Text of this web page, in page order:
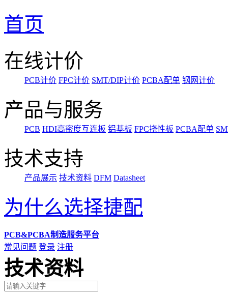
首页
在线计价
PCB计价 FPC计价 SMT/DIP计价 PCBA配单 钢网计价
产品与服务
PCB HDI高密度互连板 铝基板 FPC挠性板 PCBA配单
技术支持
产品展示 技术资料 DFM Datasheet
为什么选择捷配
PCB&PCBA制造服务平台
常见问题 登录 注册
技术资料